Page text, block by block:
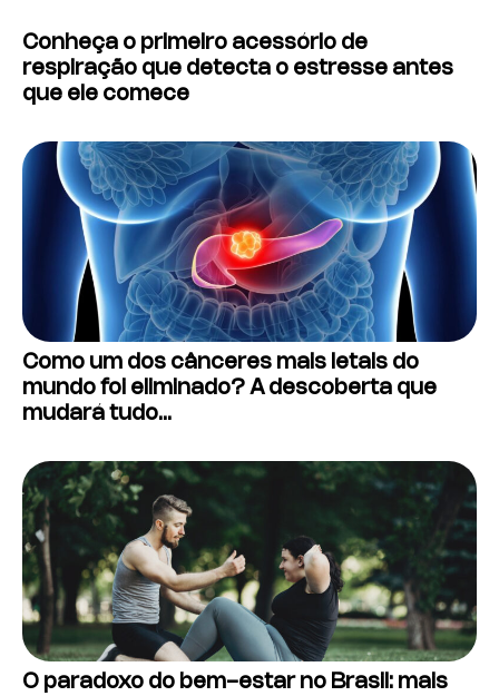
Conheça o primeiro acessório de
respiração que detecta o estresse antes
que ele comece
Como um dos cânceres mais letais do
mundo foi eliminado? A descoberta que
mudará tudo…
O paradoxo do bem-estar no Brasil: mais